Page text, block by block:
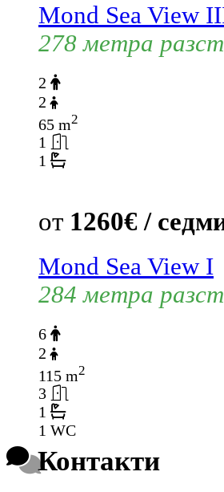
Mond Sea View
278 метра
2
2
65 m2
1
1
от 1260€ /
Mond Sea View I
284 метра
6
2
115 m2
3
1
1 WC
Контакти